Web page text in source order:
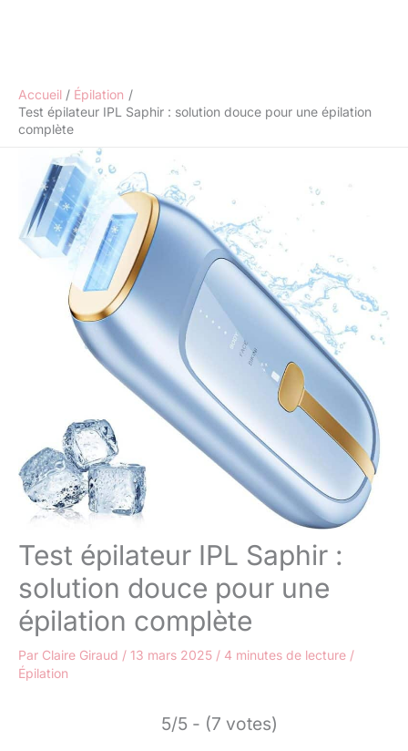
Accueil
Épilation
Test épilateur IPL Saphir : solution douce pour une épilation
complète
Test épilateur IPL Saphir :
solution douce pour une
épilation complète
Par Claire Giraud / 13 mars 2025 / 4 minutes de lecture /
Épilation
5/5 - (7 votes)